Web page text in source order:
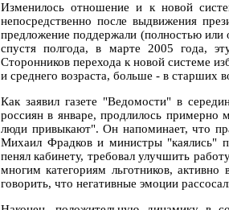
Изменилось отношение и к новой
непосредственно после выдвижения
предложение поддержали (полностью или
спустя полгода, в марте 2005 года,
Сторонников перехода к новой системе
и среднего возраста, больше - в старших
Как заявил газете "Ведомости" в
россиян в январе, продлилось примерно
люди привыкают". Он напоминает, что
Михаил Фрадков и министры "каялись"
пенял кабинету, требовал улучшить
многим категориям льготников, активно
говорить, что негативные эмоции